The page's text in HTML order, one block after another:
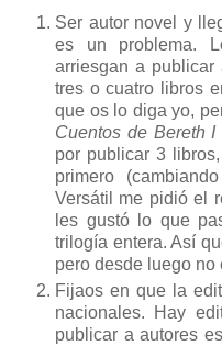
Ser autor novel y
es un problema.
arriesgan a
tres o cuatro libros
que os lo diga yo,
Cuentos de Bereth I
por publicar 3
primero
Versátil me pidió el
les gustó lo que
trilogía entera. Así
pero desde luego no
Fijaos en que la
nacionales. Hay
publicar a autores